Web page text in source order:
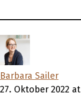
Barbara Sailer
27. Oktober 2022